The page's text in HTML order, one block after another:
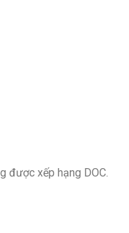
được xếp hạng DOC.